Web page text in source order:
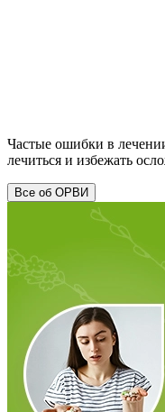
Частые ошибки в
лечиться и избежать
Все об ОРВИ